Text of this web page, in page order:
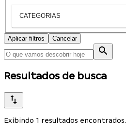
CATEGORIAS
Aplicar filtros Cancelar
Resultados de busca
Exibindo 1 resultados encontrados.